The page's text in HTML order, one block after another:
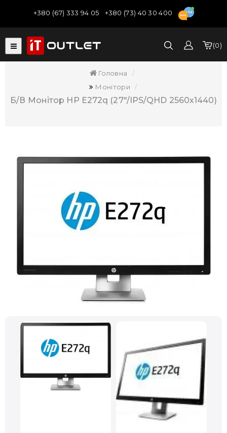
+380 (67) 333 94 05 +380 (73) 40 30 400
0
Головна
Монітори
Б/В Монітор HP E272q (27"/IPS/QHD 2560х1440)